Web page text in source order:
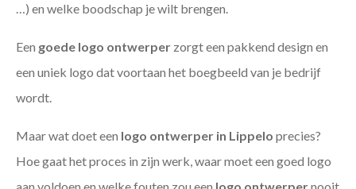
…) en welke boodschap je wilt brengen.
Een goede logo ontwerper zorgt een pakkend design en
een uniek logo dat voortaan het boegbeeld van je bedrijf
wordt.
Maar wat doet een logo ontwerper in Lippelo precies?
Hoe gaat het proces in zijn werk, waar moet een goed logo